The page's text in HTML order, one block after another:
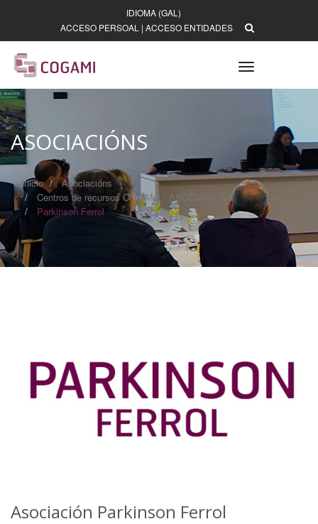
IDIOMA (GAL)
ACCESO PERSOAL | ACCESO ENTIDADES
Toggle
navigation
ASOCIACIÓNS
Inicio
Asociacións
Centros de recursos COGAMI / ASOCIACIÓNS
Parkinson Ferrol
Asociación Parkinson Ferrol